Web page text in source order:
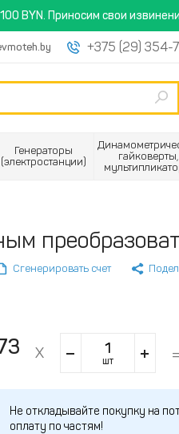
BYN. Приносим свои
+375 (29) 354-
Генераторы
(электростанции)
гайковерты,
Сгенерировать счет
шт
Не откладывайте покупку на
оплату по частям!